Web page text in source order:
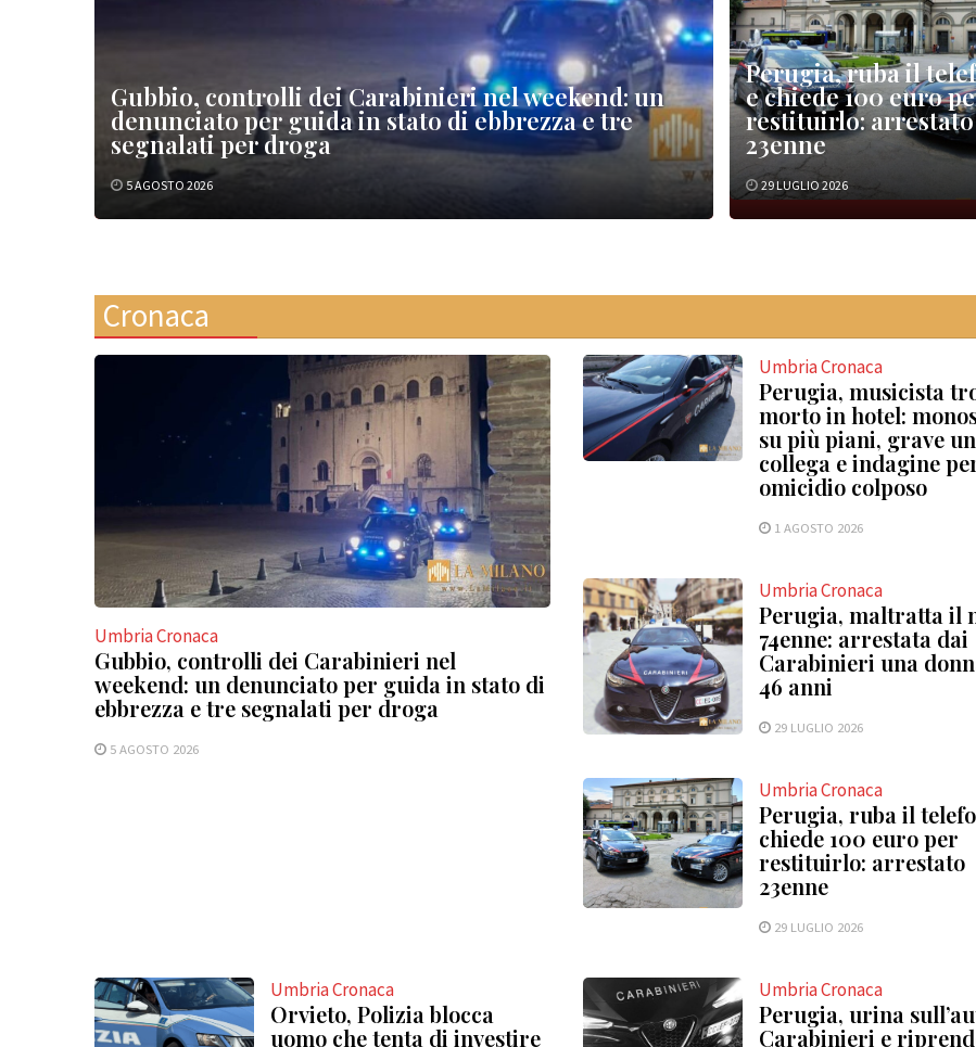
Gubbio, controlli dei Carabinieri nel weekend: un
denunciato per guida in stato di ebbrezza e tre
segnalati per droga
5 AGOSTO 2026
Perugia, ruba il
e chiede 100 euro
restituirlo: arrestato
23enne
29 LUGLIO 2026
Cronaca
Umbria Cronaca
Gubbio, controlli dei Carabinieri nel
weekend: un denunciato per guida in stato di
ebbrezza e tre segnalati per droga
5 AGOSTO 2026
Umbria Cronaca
Perugia, musicista
morto in hotel:
su più piani, grave
collega e indagine
omicidio colposo
1 AGOSTO 2026
Umbria Cronaca
Perugia, maltratta il
74enne: arrestata dai
Carabinieri una
46 anni
29 LUGLIO 2026
Umbria Cronaca
Perugia, ruba il
chiede 100 euro per
restituirlo: arrestato
23enne
29 LUGLIO 2026
Umbria Cronaca
Orvieto, Polizia blocca
uomo che tenta di investire
Umbria Cronaca
Perugia, urina
Carabinieri e